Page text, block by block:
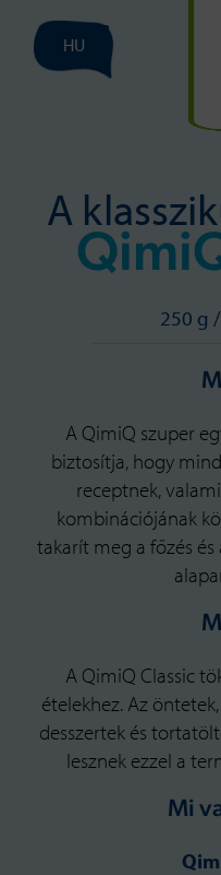
HU
A
250 g
A QimiQ szuper
biztosítja, hogy
receptnek,
kombinációjának
takarít meg a főzés és
A QimiQ Classic
ételekhez. Az
desszertek és
lesznek ezzel a
Mi